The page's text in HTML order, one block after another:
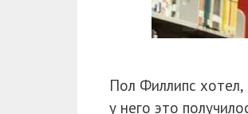
Пол Филлипс
у него это